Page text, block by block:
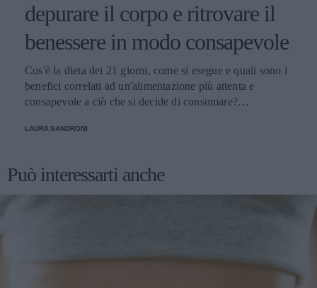
depurare il corpo e ritrovare il
benessere in modo consapevole
Cos'è la dieta dei 21 giorni, come si esegue e quali sono i
benefici correlati ad un'alimentazione più attenta e
consapevole a ciò che si decide di consumare?
LAURA SANDRONI
Può interessarti anche